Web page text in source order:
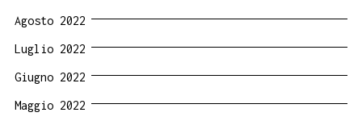
Agosto 2022
Luglio 2022
Giugno 2022
Maggio 2022